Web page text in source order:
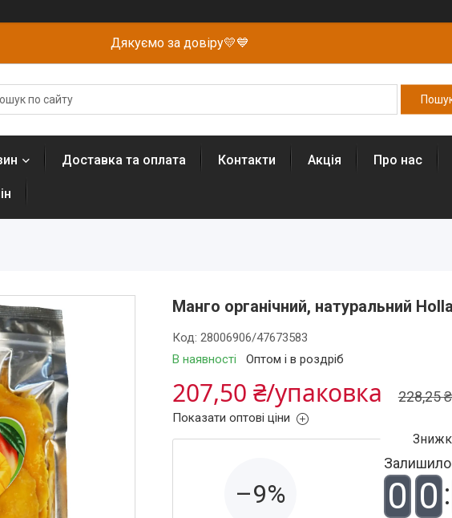
Дякуємо за довіру💛💙
Доставка та оплата Контакти Акція Про нас
Манго органічний, натуральний
В наявності Оптом і в роздріб
Код: 28006906/47673583
228,25
207,50 ₴/упаковка
Показати оптові ціни
–9% 0 0